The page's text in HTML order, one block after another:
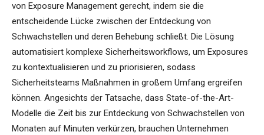
von Exposure Management gerecht, indem sie die
entscheidende Lücke zwischen der Entdeckung von
Schwachstellen und deren Behebung schließt. Die Lösung
automatisiert komplexe Sicherheitsworkflows, um Exposures
zu kontextualisieren und zu priorisieren, sodass
Sicherheitsteams Maßnahmen in großem Umfang ergreifen
können. Angesichts der Tatsache, dass State-of-the-Art-
Modelle die Zeit bis zur Entdeckung von Schwachstellen von
Monaten auf Minuten verkürzen, brauchen Unternehmen